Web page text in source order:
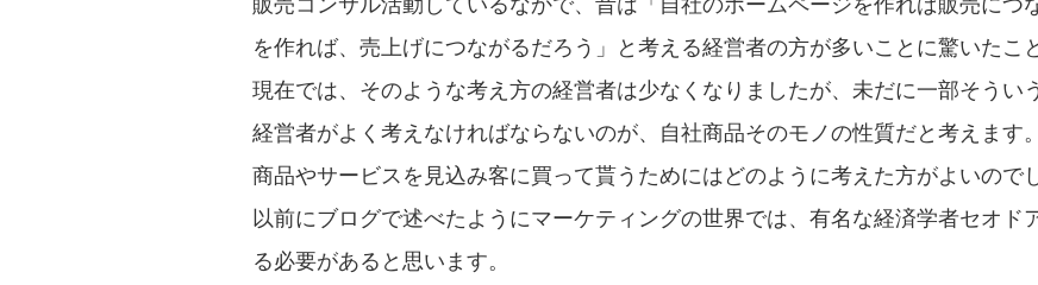
を作れば、売上げにつながるだろう」と考える経営者の方が多いことに驚いたこ
現在では、そのような考え方の経営者は少なくなりましたが、未だに一部そうい
経営者がよく考えなければならないのが、自社商品そのモノの性質だと考えます。
商品やサービスを見込み客に買って貰うためにはどのように考えた方がよいので
以前にブログで述べたようにマーケティングの世界では、有名な経済学者セオド
る必要があると思います。